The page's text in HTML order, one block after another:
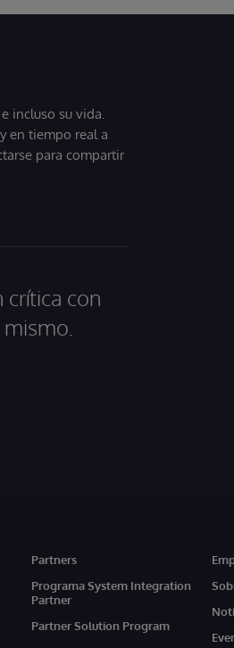
incluso su vida.
en tiempo real a
para compartir
con
Partners
Programa System Integration
Partner
Partner Solution Program